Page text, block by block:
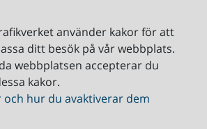
använder kakor för att
ditt besök på vår webbplats.
webbplatsen accepterar du
kakor.
och hur du avaktiverar dem